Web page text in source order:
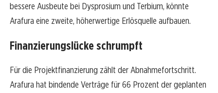
bessere Ausbeute bei Dysprosium und Terbium, könnte
Arafura eine zweite, höherwertige Erlösquelle aufbauen.
Finanzierungslücke schrumpft
Für die Projektfinanzierung zählt der Abnahmefortschritt.
Arafura hat bindende Verträge für 66 Prozent der geplanten